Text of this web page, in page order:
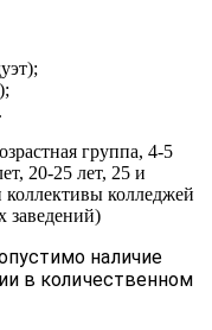
группа, 4-5
20-25 лет, 25 и
колледжей
заведений)
наличие
в количественном